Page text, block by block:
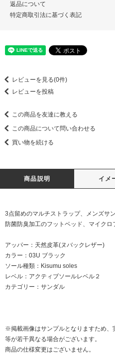
返品について
特定商取引法に基づく表記
レビューを見る(0件)
レビューを投稿
この商品を友達に教える
この商品について問い合わせる
買い物を続ける
商品説明 イメ
3点留めのマルチストラップ、メンズサ
防菌防臭加工のフットベッド、マイクロ
アッパー：天然皮革(ヌバックレザー)
カラー：03U ブラック
ソール種類：Kisumu soles
レベル：アクティブソールレベル２
カテゴリー：サンダル
※掲載画像はサンプルとなりますため、
等が若干異なる場合がございます。
商品の仕様変更はございません。